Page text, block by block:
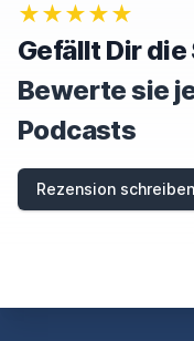
★★★★★
Gefällt Dir die
Bewerte sie
Podcasts
Rezension schreiben